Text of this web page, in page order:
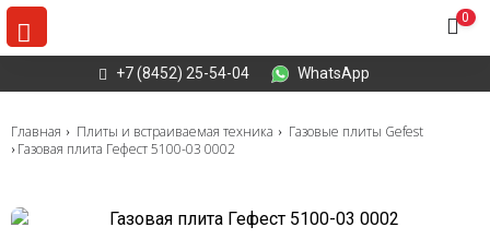
+7 (8452) 25-54-04 WhatsApp
0
Главная Плиты и встраиваемая техника
Газовые плиты Gefest
Газовая плита Гефест 5100-03 0002